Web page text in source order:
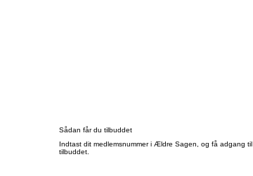
Sådan får du tilbuddet
Indtast dit medlemsnummer i Ældre Sagen, og få adgang til
tilbuddet.